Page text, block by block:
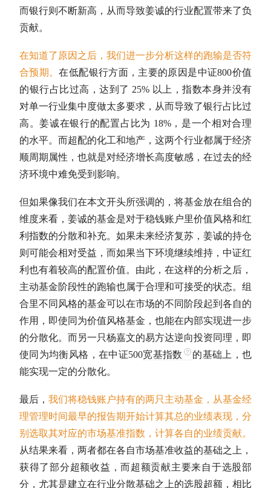
而银行则不断新高，从而导致姜诚的行业配置带来了负
贡献。
在知道了原因之后，我们进一步分析这样的跑输是否符
合预期。在低配银行方面，主要的原因是中证800价值
的银行占比过高，达到了 25% 以上，指数本身并没有
对单一行业集中度做太多要求，从而导致了银行占比过
高。姜诚在银行的配置占比为 18%，是一个相对合理
的水平。而超配的化工和地产，这两个行业都属于经济
顺周期属性，也就是对经济增长高度敏感，在过去的经
济环境中难免受到影响。
但如果像我们在本文开头所强调的，将基金放在组合的
维度来看，姜诚的基金是对于稳钱账户里价值风格和红
利指数的分散和补充。如果未来经济复苏，姜诚的持仓
则可能会相对受益，而如果当下环境继续维持， 中证红
利 也有着较高的配置价值。由此，在这样的分析之后，
主动基金阶段性的跑输也属于合理和可接受的状态。组
合里不同风格的基金可以在市场的不同阶段起到各自的
作用，即使同为价值风格基金，也能在内部实现进一步
的分散化。而另一只杨嘉文的易方达逆向投资同理，即
使同为均衡风格，在中证500宽基指数
的基础上，也
能实现一定的分散化。
最后， 我们将稳钱账户持有的两只 主动基金 ，从基金经
理管理时间最早的报告期开始计算其总的业绩表现，分
别选取其对应的市场基准指数，计算各自的业绩贡献。
从结果来看，两者都在各自市场基准收益的基础之上，
获得了部分超额收益 ，而超额贡献主要来自于选股部
分，尤其是建立在行业分散基础之上的选股超额，相比